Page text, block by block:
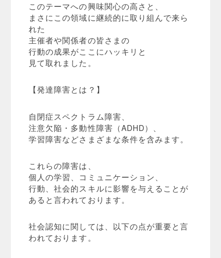
このテーマへの興味関心の高さと、
まさにこの領域に継続的に取り組んで来ら
れた
主催者や関係者の皆さまの
行動の成果がここにハッキリと
見て取れました。
【発達障害とは？】
自閉症スペクトラム障害、
注意欠陥・多動性障害（ADHD）、
学習障害などさまざまな条件を含みます。
これらの障害は、
個人の学習、コミュニケーション、
行動、社会的スキルに影響を与えることが
あると言われております。
社会認知に関しては、以下の点が重要と言
われております。